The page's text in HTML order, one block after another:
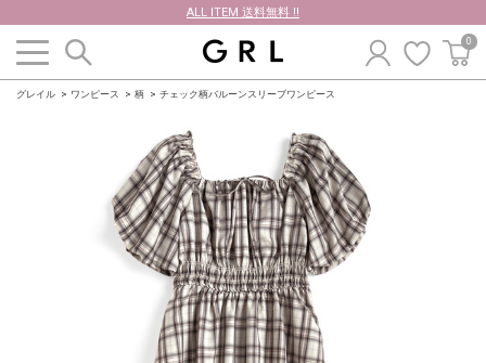
ALL ITEM 送料無料 !!
0
グレイル ワンピース 柄 チェック柄バルーンスリーブワンピース